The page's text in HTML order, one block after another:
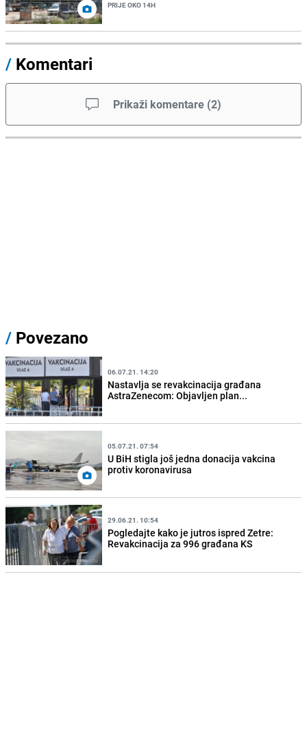
PRIJE OKO 14H
/ Komentari
Prikaži komentare (2)
/ Povezano
06.07.21. 14:20
Nastavlja se revakcinacija građana
AstraZenecom: Objavljen plan...
05.07.21. 07:54
U BiH stigla još jedna donacija vakcina
protiv koronavirusa
29.06.21. 10:54
Pogledajte kako je jutros ispred Zetre:
Revakcinacija za 996 građana KS